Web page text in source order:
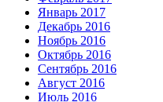
Январь 2017
Декабрь 2016
Ноябрь 2016
Октябрь 2016
Сентябрь 2016
Август 2016
Июль 2016